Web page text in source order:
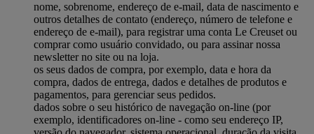
nome, sobrenome, endereço de e-mail, data de nascimento e
outros detalhes de contato (endereço, número de telefone e
endereço de e-mail), para registrar uma conta Le Creuset ou
comprar como usuário convidado, ou para assinar nossa
newsletter no site ou na loja.
os seus dados de compra, por exemplo, data e hora da
compra, dados de entrega, dados e detalhes de produtos e
pagamentos, para gerenciar seus pedidos.
dados sobre o seu histórico de navegação on-line (por
exemplo, identificadores on-line - como seu endereço IP,